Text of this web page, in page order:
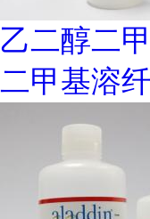
乙二醇二
二甲基溶